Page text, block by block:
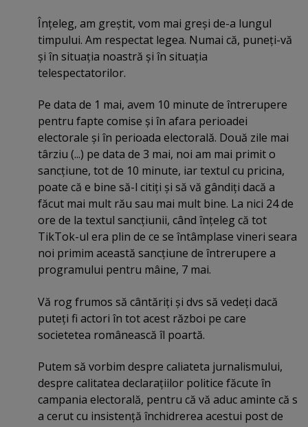
Înţeleg, am greştit, vom mai greşi de-a lungul
timpului. Am respectat legea. Numai că, puneţi-vă
şi în situaţia noastră şi în situaţia
telespectatorilor.
Pe data de 1 mai, avem 10 minute de întrerupere
pentru fapte comise şi în afara perioadei
electorale şi în perioada electorală. Două zile mai
târziu (...) pe data de 3 mai, noi am mai primit o
sancţiune, tot de 10 minute, iar textul cu pricina,
poate că e bine să-l citiţi şi să vă gândiţi dacă a
făcut mai mult rău sau mai mult bine. La nici 24 de
ore de la textul sancţiunii, când înţeleg că tot
TikTok-ul era plin de ce se întâmplase vineri seara
noi primim această sancţiune de întrerupere a
programului pentru mâine, 7 mai.
Vă rog frumos să cântăriţi şi dvs să vedeţi dacă
puteţi fi actori în tot acest război pe care
societetea românească îl poartă.
Putem să vorbim despre caliateta jurnalismului,
despre calitatea declaraţiilor politice făcute în
campania electorală, pentru că vă aduc aminte că s
a cerut cu insistenţă închidrerea acestui post de